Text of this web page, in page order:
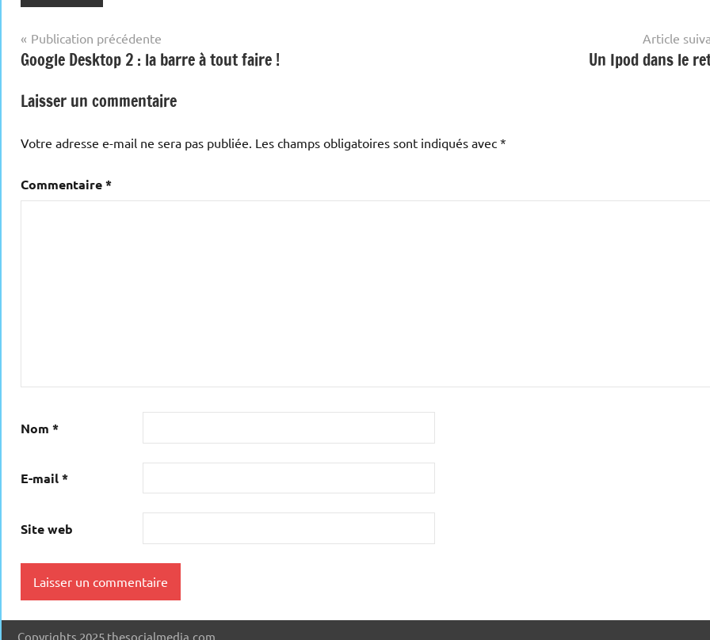
Navigation
de
l’article
Publication précédente
Google Desktop 2 : la barre à tout faire !
Article
Un Ipod dans le
Laisser un commentaire
Votre adresse e-mail ne sera pas publiée. Les champs obligatoires sont indiqués avec *
Commentaire*
Nom *
E-mail*
Site web
Copyrights 2025 thesocialmedia.com